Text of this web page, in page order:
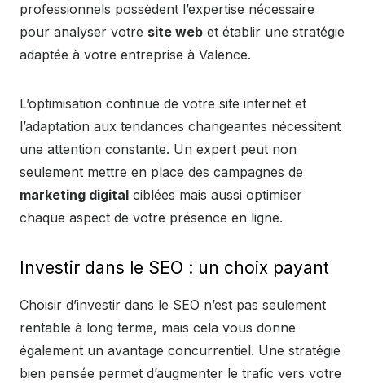
professionnels possèdent l’expertise nécessaire
pour analyser votre site web et établir une stratégie
adaptée à votre entreprise à Valence.
L’optimisation continue de votre site internet et
l’adaptation aux tendances changeantes nécessitent
une attention constante. Un expert peut non
seulement mettre en place des campagnes de
marketing digital ciblées mais aussi optimiser
chaque aspect de votre présence en ligne.
Investir dans le SEO : un choix payant
Choisir d’investir dans le SEO n’est pas seulement
rentable à long terme, mais cela vous donne
également un avantage concurrentiel. Une stratégie
bien pensée permet d’augmenter le trafic vers votre